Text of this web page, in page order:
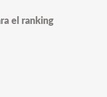
el ranking